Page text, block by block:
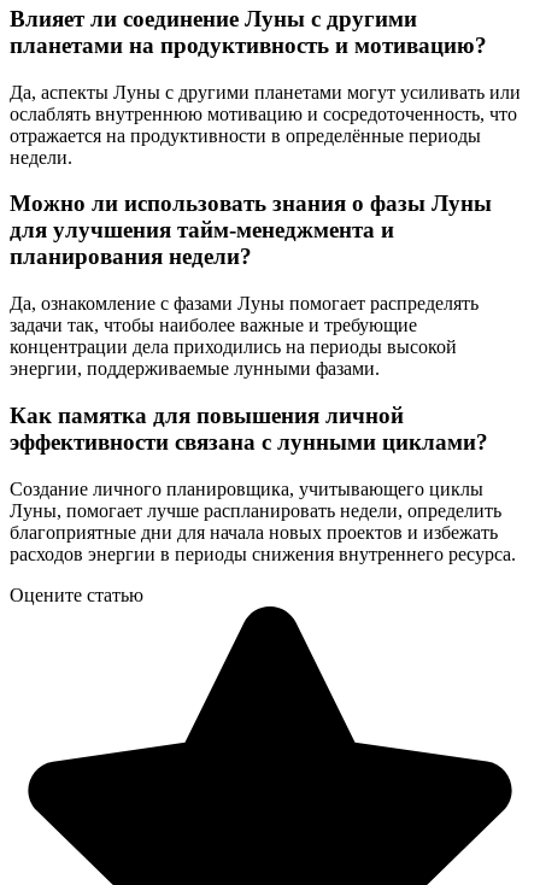
Влияет ли соединение Луны с другими
планетами на продуктивность и мотивацию?
Да, аспекты Луны с другими планетами могут усиливать или
ослаблять внутреннюю мотивацию и сосредоточенность, что
отражается на продуктивности в определённые периоды
недели.
Можно ли использовать знания о фазы Луны
для улучшения тайм-менеджмента и
планирования недели?
Да, ознакомление с фазами Луны помогает распределять
задачи так, чтобы наиболее важные и требующие
концентрации дела приходились на периоды высокой
энергии, поддерживаемые лунными фазами.
Как памятка для повышения личной
эффективности связана с лунными циклами?
Создание личного планировщика, учитывающего циклы
Луны, помогает лучше распланировать недели, определить
благоприятные дни для начала новых проектов и избежать
расходов энергии в периоды снижения внутреннего ресурса.
Оцените статью